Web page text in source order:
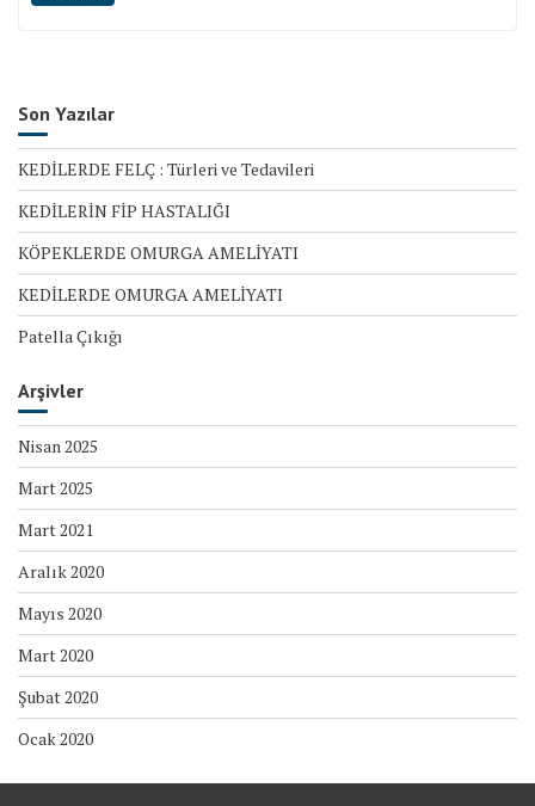
Son Yazılar
KEDİLERDE FELÇ : Türleri ve Tedavileri
KEDİLERİN FİP HASTALIĞI
KÖPEKLERDE OMURGA AMELİYATI
KEDİLERDE OMURGA AMELİYATI
Patella Çıkığı
Arşivler
Nisan 2025
Mart 2025
Mart 2021
Aralık 2020
Mayıs 2020
Mart 2020
Şubat 2020
Ocak 2020